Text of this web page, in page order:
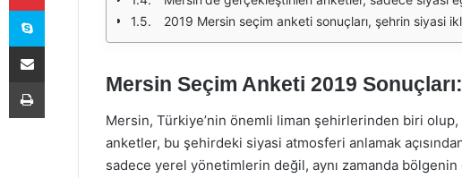
2019 Mersin seçim anketi sonuçları, şehrin siyasi iklimini ve seçmenlerin eğilimlerini anlamak açısından önemli veriler sunmaktadır. Vahap Seçer'in liderliğindeki CHP, yerel yönetimdeki değişimi temsil ederken, AKP'nin düşen oy oranları, partinin Mersin'deki geleceği için ciddi bir uyarı niteliği taşımaktadır. Mersin'deki yerel seçimler, sadece bir siyasi yarış değil, aynı zamanda şehrin geleceği ve gelişimi için de bir dönüm noktası olmuştur. Gelecekteki seçimlerde, bu anket sonuçlarının ve seçmen davranışlarının daha da derinlemesine incelenmesi, Mersin'in siyasi atmosferini daha iyi anlamamıza yardımcı olacaktır. Mersin Seçim Anketi 2019 sonuçları, yerel seçimlerin öncesinde önemli bir gösterge olarak değerlendirildi. Anketler, adayların halk nezdindeki popülaritesini ve seçmenlerin hangi partilere yöneldiğini ortaya koyarak, siyasi partilerin stratejilerini belirlemelerine yardımcı oldu. Özellikle Mersin gibi büyükşehirlerde, anket sonuçları, adayların kampanya süreçlerini yönlendirme açısından kritik bir rol oynadı. Mersin'de yapılan anketlerde, Cumhuriyet Halk Partisi (CHP) adayı Vahap Seçer, parti içindeki en güçlü isimlerden biri olarak öne çıktı. Seçer'in halkla olan ilişkileri ve yerel yönetim tecrübeleri, ona önemli bir avantaj sağladı. Bunun yanı sıra, kendisine rakip olan diğer adaylarla kıyaslandığında daha geniş bir kitleye hitap edebilmesi, anketlerdeki destek oranını artırdı. Diğer yandan, Adalet ve Kalkınma Partisi (AKP) adayı, Mersin'deki seçim sürecinde çeşitli zorluklarla karşılaştı. Anketlerde, beklenenin altında bir destek alması, parti içerisinde bazı endişelere yol açtı. Özellikle, Mersin'de son yıllarda
Mersin Seçim Anketi 2019
Mersin, Türkiye’nin önemli liman şehirlerinden biri
anketler, bu şehirdeki siyasi atmosferi anlamak
sadece yerel yönetimlerin değil, aynı zamanda
Skype
E-Posta ile paylaş